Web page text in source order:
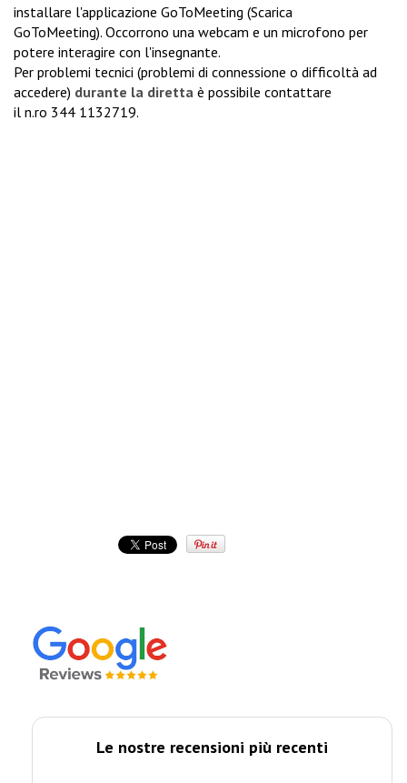
installare l'applicazione GoToMeeting (Scarica
GoToMeeting). Occorrono una webcam e un microfono per
potere interagire con l'insegnante.
Per problemi tecnici (problemi di connessione o difficoltà ad
accedere) durante la diretta è possibile contattare
il n.ro 344 1132719.
Le nostre recensioni più recenti